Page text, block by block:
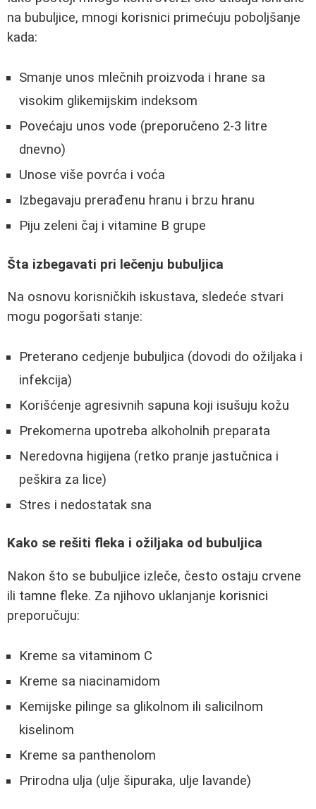
na bubuljice, mnogi korisnici primećuju poboljšanje
kada:
Smanje unos mlečnih proizvoda i hrane sa
visokim glikemijskim indeksom
Povećaju unos vode (preporučeno 2-3 litre
dnevno)
Unose više povrća i voća
Izbegavaju prerađenu hranu i brzu hranu
Piju zeleni čaj i vitamine B grupe
Šta izbegavati pri lečenju bubuljica
Na osnovu korisničkih iskustava, sledeće stvari
mogu pogoršati stanje:
Preterano cedjenje bubuljica (dovodi do ožiljaka i
infekcija)
Korišćenje agresivnih sapuna koji isušuju kožu
Prekomerna upotreba alkoholnih preparata
Neredovna higijena (retko pranje jastučnica i
peškira za lice)
Stres i nedostatak sna
Kako se rešiti fleka i ožiljaka od bubuljica
Nakon što se bubuljice izleče, često ostaju crvene
ili tamne fleke. Za njihovo uklanjanje korisnici
preporučuju:
Kreme sa vitaminom C
Kreme sa niacinamidom
Kemijske pilinge sa glikolnom ili salicilnom
kiselinom
Kreme sa panthenolom
Prirodna ulja (ulje šipuraka, ulje lavande)